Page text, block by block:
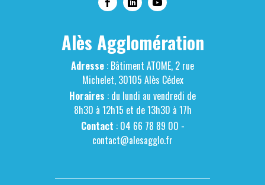
Alès Agglomération
Adresse : Bâtiment ATOME, 2 rue
Michelet, 30105 Alès Cédex
Horaires : du lundi au vendredi de
8h30 à 12h15 et de 13h30 à 17h
Contact : 04 66 78 89 00 -
contact@alesagglo.fr